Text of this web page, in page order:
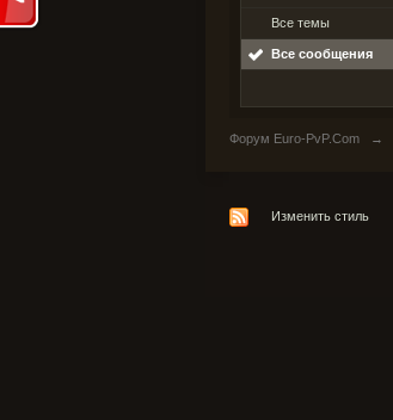
Все темы
Все сообщения
Форум Euro-PvP.Com →
Изменить стиль